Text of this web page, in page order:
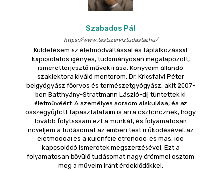
Szabados Pál
https://www.testszerviztudastar.hu/
Küldetésem az életmódváltással és táplálkozással
kapcsolatos igényes, tudományosan megalapozott,
ismeretterjesztő művek írása. Könyveim állandó
szaklektora kiváló mentorom, Dr. Kricsfalvi Péter
belgyógyász főorvos és természetgyógyász, akit 2007-
ben Batthyány-Strattmann László-díj tüntettek ki
életművéért. A személyes sorsom alakulása, és az
összegyűjtött tapasztalataim is arra ösztönöznek, hogy
tovább folytassam ezt a munkát, és folyamatosan
növeljem a tudásomat az emberi test működésével, az
életmóddal és a különféle étrenddel és más, ide
kapcsolódó ismeretek megszerzésével. Ezt a
folyamatosan bővülő tudásomat nagy örömmel osztom
meg a műveim iránt érdeklődőkkel.